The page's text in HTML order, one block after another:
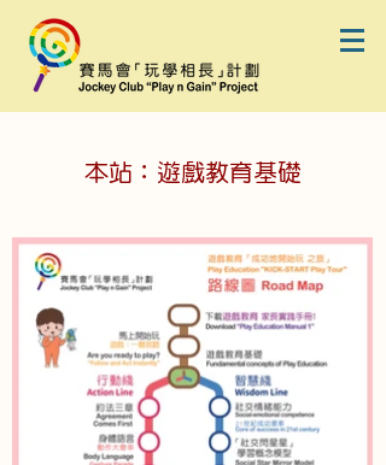
本站：遊戲教育基礎